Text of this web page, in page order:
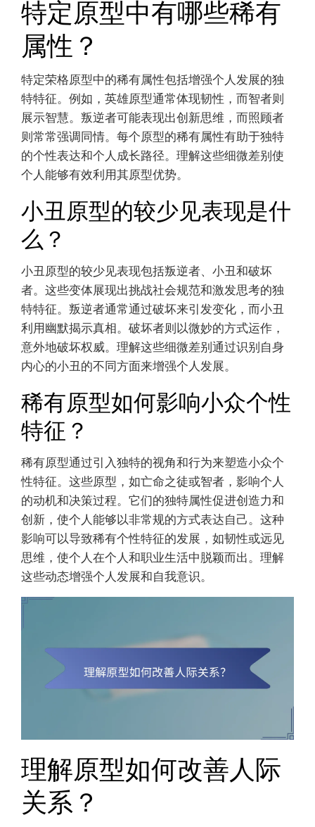
特定原型中有哪些稀有
属性？
特定荣格原型中的稀有属性包括增强个人发展的独
特特征。例如，英雄原型通常体现韧性，而智者则
展示智慧。叛逆者可能表现出创新思维，而照顾者
则常常强调同情。每个原型的稀有属性有助于独特
的个性表达和个人成长路径。理解这些细微差别使
个人能够有效利用其原型优势。
小丑原型的较少见表现是什
么？
小丑原型的较少见表现包括叛逆者、小丑和破坏
者。这些变体展现出挑战社会规范和激发思考的独
特特征。叛逆者通常通过破坏来引发变化，而小丑
利用幽默揭示真相。破坏者则以微妙的方式运作，
意外地破坏权威。理解这些细微差别通过识别自身
内心的小丑的不同方面来增强个人发展。
稀有原型如何影响小众个性
特征？
稀有原型通过引入独特的视角和行为来塑造小众个
性特征。这些原型，如亡命之徒或智者，影响个人
的动机和决策过程。它们的独特属性促进创造力和
创新，使个人能够以非常规的方式表达自己。这种
影响可以导致稀有个性特征的发展，如韧性或远见
思维，使个人在个人和职业生活中脱颖而出。理解
这些动态增强个人发展和自我意识。
理解原型如何改善人际
关系？